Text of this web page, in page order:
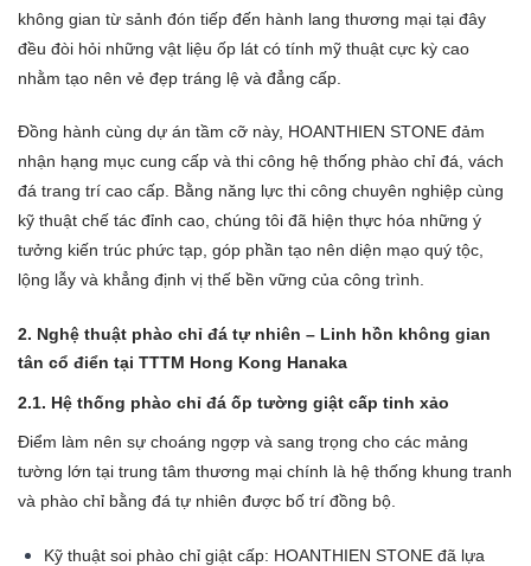
không gian từ sảnh đón tiếp đến hành lang thương mại tại đây
đều đòi hỏi những vật liệu ốp lát có tính mỹ thuật cực kỳ cao
nhằm tạo nên vẻ đẹp tráng lệ và đẳng cấp.
Đồng hành cùng dự án tầm cỡ này, HOANTHIEN STONE đảm
nhận hạng mục cung cấp và thi công hệ thống phào chỉ đá, vách
đá trang trí cao cấp. Bằng năng lực thi công chuyên nghiệp cùng
kỹ thuật chế tác đỉnh cao, chúng tôi đã hiện thực hóa những ý
tưởng kiến trúc phức tạp, góp phần tạo nên diện mạo quý tộc,
lộng lẫy và khẳng định vị thế bền vững của công trình.
2. Nghệ thuật phào chỉ đá tự nhiên – Linh hồn không gian
tân cổ điển tại TTTM Hong Kong Hanaka
2.1. Hệ thống phào chỉ đá ốp tường giật cấp tinh xảo
Điểm làm nên sự choáng ngợp và sang trọng cho các mảng
tường lớn tại trung tâm thương mại chính là hệ thống khung tranh
và phào chỉ bằng đá tự nhiên được bố trí đồng bộ.
Kỹ thuật soi phào chỉ giật cấp: HOANTHIEN STONE đã lựa